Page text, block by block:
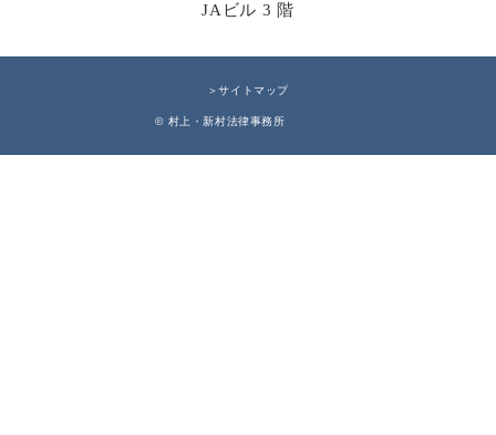
JAビル 3 階
＞サイトマップ
© 村上・新村法律事務所